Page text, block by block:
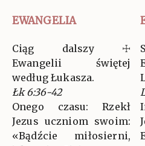
EWANGELIA
Ciąg dalszy ☩
Ewangelii świętej
według Łukasza.
Łk 6:36-42
Onego czasu: Rzekł
Jezus uczniom swoim:
«Bądźcie miłosierni,